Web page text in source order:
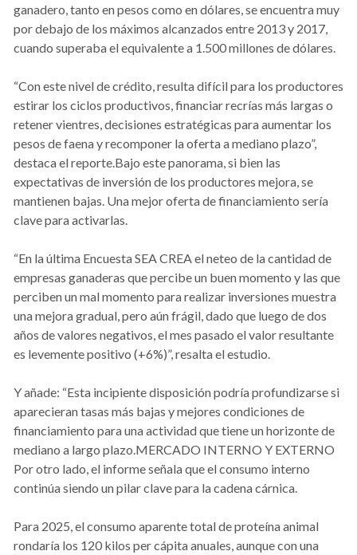
ganadero, tanto en pesos como en dólares, se encuentra muy
por debajo de los máximos alcanzados entre 2013 y 2017,
cuando superaba el equivalente a 1.500 millones de dólares.
“Con este nivel de crédito, resulta difícil para los productores
estirar los ciclos productivos, financiar recrías más largas o
retener vientres, decisiones estratégicas para aumentar los
pesos de faena y recomponer la oferta a mediano plazo”,
destaca el reporte.Bajo este panorama, si bien las
expectativas de inversión de los productores mejora, se
mantienen bajas. Una mejor oferta de financiamiento sería
clave para activarlas.
“En la última Encuesta SEA CREA el neteo de la cantidad de
empresas ganaderas que percibe un buen momento y las que
perciben un mal momento para realizar inversiones muestra
una mejora gradual, pero aún frágil, dado que luego de dos
años de valores negativos, el mes pasado el valor resultante
es levemente positivo (+6%)”, resalta el estudio.
Y añade: “Esta incipiente disposición podría profundizarse si
aparecieran tasas más bajas y mejores condiciones de
financiamiento para una actividad que tiene un horizonte de
mediano a largo plazo.MERCADO INTERNO Y EXTERNO
Por otro lado, el informe señala que el consumo interno
continúa siendo un pilar clave para la cadena cárnica.
Para 2025, el consumo aparente total de proteína animal
rondaría los 120 kilos per cápita anuales, aunque con una